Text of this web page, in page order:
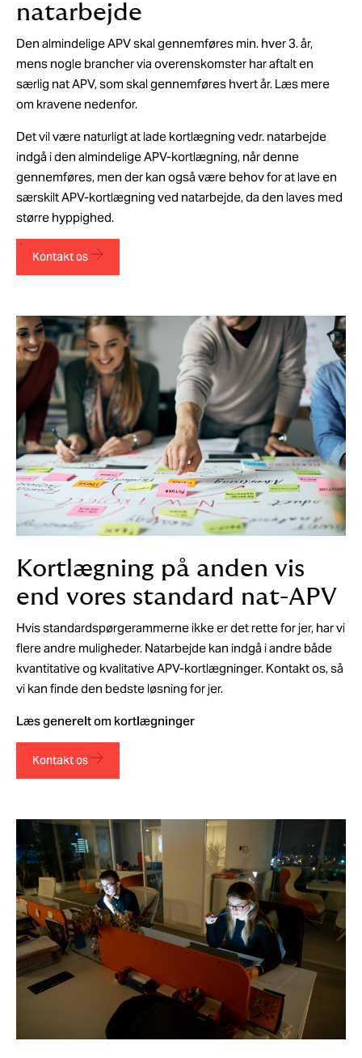
natarbejde
Den almindelige APV skal gennemføres min. hver 3. år,
mens nogle brancher via overenskomster har aftalt en
særlig nat APV, som skal gennemføres hvert år. Læs mere
om kravene nedenfor.
Det vil være naturligt at lade kortlægning vedr. natarbejde
indgå i den almindelige APV-kortlægning, når denne
gennemføres, men der kan også være behov for at lave en
særskilt APV-kortlægning ved natarbejde, da den laves med
større hyppighed.
Kontakt os
Kortlægning på anden vis
end vores standard nat-APV
Hvis standardspørgerammerne ikke er det rette for jer, har vi
flere andre muligheder. Natarbejde kan indgå i andre både
kvantitative og kvalitative APV-kortlægninger. Kontakt os, så
vi kan finde den bedste løsning for jer.
Læs generelt om kortlægninger
Kontakt os